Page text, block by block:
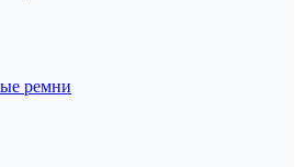
ремни